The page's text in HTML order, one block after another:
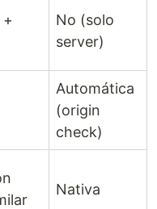
+
No (solo
server)
Automática
(origin
check)
Nativa